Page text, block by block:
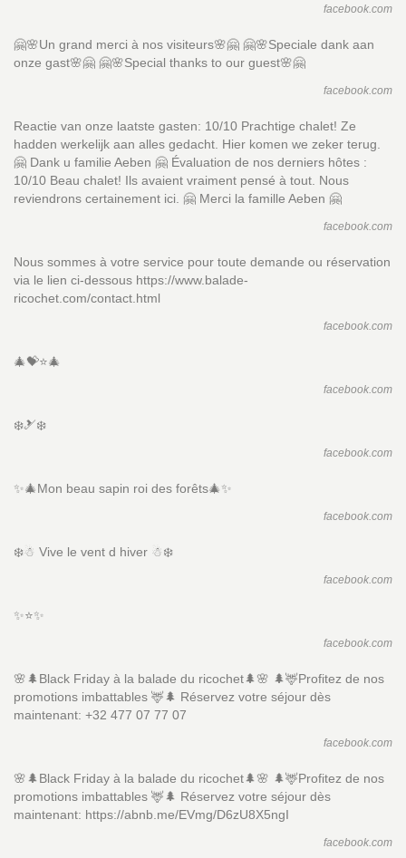
facebook.com
🤗🌸Un grand merci à nos visiteurs🌸🤗 🤗🌸Speciale dank aan
onze gast🌸🤗 🤗🌸Special thanks to our guest🌸🤗
facebook.com
Reactie van onze laatste gasten: 10/10 Prachtige chalet! Ze
hadden werkelijk aan alles gedacht. Hier komen we zeker terug.
🤗 Dank u familie Aeben 🤗 Évaluation de nos derniers hôtes :
10/10 Beau chalet! Ils avaient vraiment pensé à tout. Nous
reviendrons certainement ici. 🤗 Merci la famille Aeben 🤗
facebook.com
Nous sommes à votre service pour toute demande ou réservation
via le lien ci-dessous https://www.balade-
ricochet.com/contact.html
facebook.com
🎄💝⭐️🎄
facebook.com
❄️🎿❄️
facebook.com
✨🎄Mon beau sapin roi des forêts🎄✨
facebook.com
❄️☃ Vive le vent d hiver ☃❄️
facebook.com
✨⭐️✨
facebook.com
🌸🌲Black Friday à la balade du ricochet🌲🌸 🌲🦌Profitez de nos
promotions imbattables 🦌🌲 Réservez votre séjour dès
maintenant: +32 477 07 77 07
facebook.com
🌸🌲Black Friday à la balade du ricochet🌲🌸 🌲🦌Profitez de nos
promotions imbattables 🦌🌲 Réservez votre séjour dès
maintenant: https://abnb.me/EVmg/D6zU8X5ngI
facebook.com